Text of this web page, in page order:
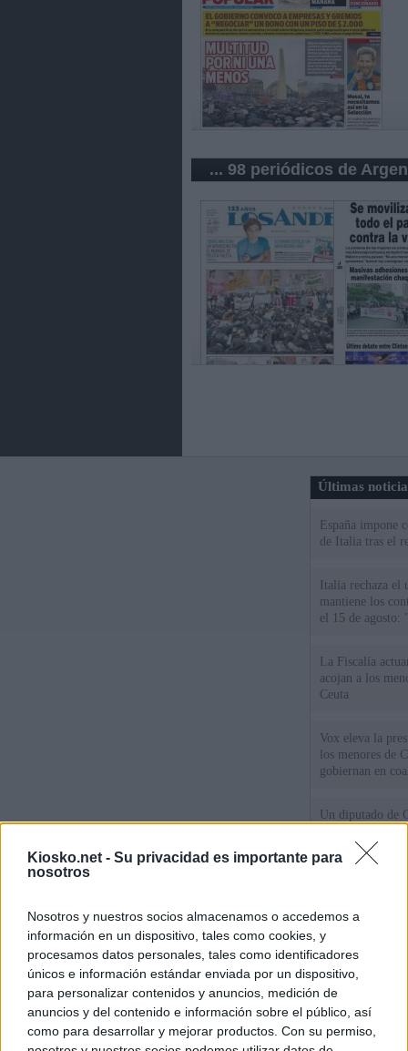
Kiosko.net - Su privacidad es importante para
nosotros
Nosotros y nuestros socios almacenamos o accedemos a
información en un dispositivo, tales como cookies, y
procesamos datos personales, tales como identificadores
únicos e información estándar enviada por un dispositivo,
para personalizar contenidos y anuncios, medición de
anuncios y del contenido e información sobre el público, así
como para desarrollar y mejorar productos. Con su permiso,
... 98 periódicos de
Últimas
España impone
de Italia tras el
Italia rechaza
mantiene los
el 15 de agosto:
La Fiscalía
acojan a los
Ceuta
Vox eleva la
los menores de
gobiernan en
Un diputado de
los
de Ceuta
© Kiosko.net Aviso Legal Privacidad y Cookies